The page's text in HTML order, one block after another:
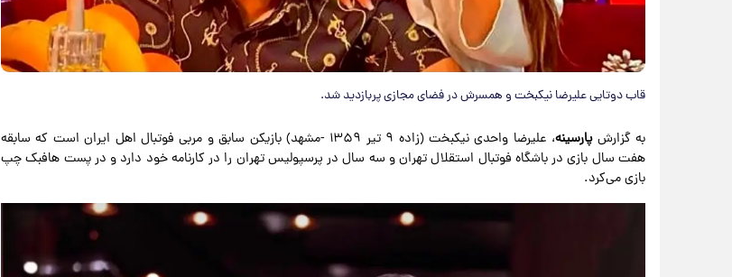
قاب دوتایی علیرضا نیکبخت و همسرش در فضای مجازی پربازدید شد.
به گزارشپارسینه
، علیرضا واحدی نیکبخت (زاده ۹ تیر ۱۳۵۹ -مشهد) بازیکن سابق و مربی فوتبال اهل ایران است که سابقه
هفت سال بازی در باشگاه فوتبال استقلال تهران و سه سال در پرسپولیس تهران را در کارنامه خود دارد و در پست هافبک چپ
بازی می‌کرد.